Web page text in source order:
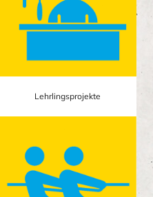
Lehrlingsprojekte